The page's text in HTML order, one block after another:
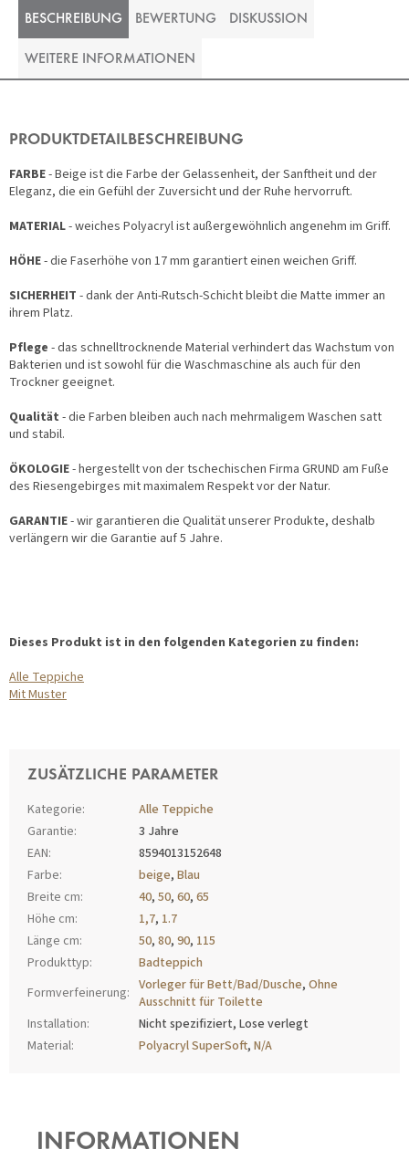
BESCHREIBUNG BEWERTUNG DISKUSSION
WEITERE INFORMATIONEN
PRODUKTDETAILBESCHREIBUNG
FARBE- Beige ist die Farbe der Gelassenheit, der Sanftheit und der
Eleganz, die ein Gefühl der Zuversicht und der Ruhe hervorruft.
MATERIAL- weiches Polyacryl ist außergewöhnlich angenehm im Griff.
HÖHE- die Faserhöhe von 17 mm garantiert einen weichen Griff.
SICHERHEIT - dank der Anti-Rutsch-Schicht bleibt die Matte immer an
ihrem Platz.
Pflege - das schnelltrocknende Material verhindert das Wachstum von
Bakterien und ist sowohl für die Waschmaschine als auch für den
Trockner geeignet.
Qualität - die Farben bleiben auch nach mehrmaligem Waschen satt
und stabil.
ÖKOLOGIE- hergestellt von der tschechischen Firma GRUND am Fuße
des Riesengebirges mit maximalem Respekt vor der Natur.
GARANTIE- wir garantieren die Qualität unserer Produkte, deshalb
verlängern wir die Garantie auf 5 Jahre.
Dieses Produkt ist in den folgenden Kategorien zu finden:
Alle Teppiche
Mit Muster
ZUSÄTZLICHE PARAMETER
Kategorie:
Alle Teppiche
Garantie:
3 Jahre
EAN:
8594013152648
Farbe: beige, Blau
Breite cm: 40, 50, 60, 65
Höhe cm: 1,7, 1.7
Länge cm: 50, 80, 90, 115
Produkttyp:
Badteppich
Formverfeinerung: Vorleger für Bett/Bad/Dusche, Ohne
Ausschnitt für Toilette
Installation:
Nicht spezifiziert, Lose verlegt
Material: Polyacryl SuperSoft, N/A
INFORMATIONEN